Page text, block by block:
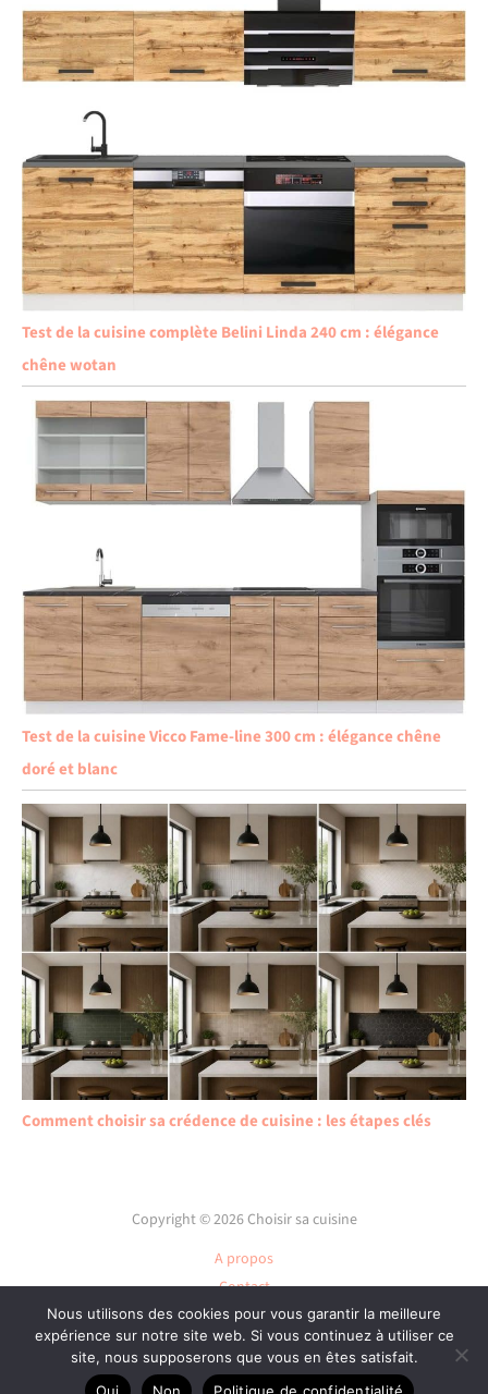
Test de la cuisine complète Belini Linda 240 cm : élégance
chêne wotan
Test de la cuisine Vicco Fame-line 300 cm : élégance chêne
doré et blanc
Comment choisir sa crédence de cuisine : les étapes clés
Copyright © 2026 Choisir sa cuisine
A propos
Contact
Plan du site
Mentions légales
Politique de confidentialité
Nous utilisons des cookies pour vous garantir la meilleure
expérience sur notre site web. Si vous continuez à utiliser ce
site, nous supposerons que vous en êtes satisfait.
Oui
Non Politique de confidentialité